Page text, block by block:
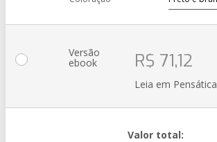
Versão
ebook R$ 71,12
Leia em Pensática
Valor total: